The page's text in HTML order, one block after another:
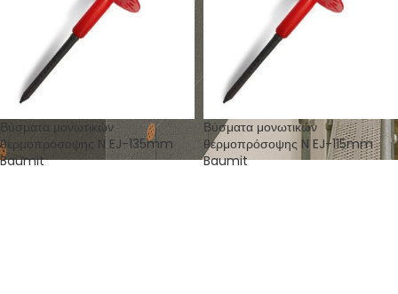
Βύσματα μονωτικών
θερμοπρόσοψης N EJ-135mm
Baumit
Βύσματα μονωτικών
θερμοπρόσοψης N EJ-115mm
Baumit